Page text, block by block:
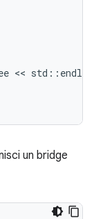
<< std :: endl
un bridge